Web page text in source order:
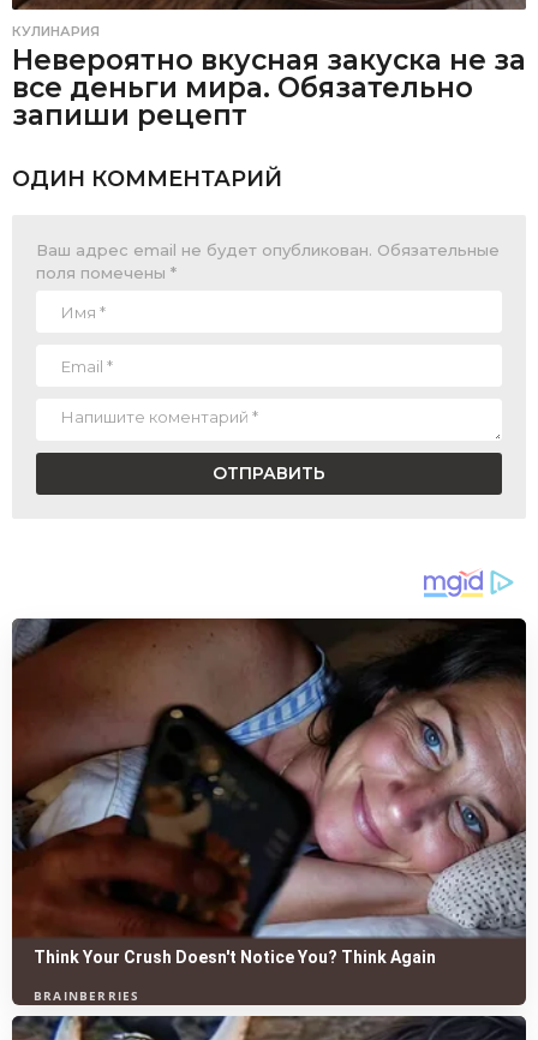
КУЛИНАРИЯ
Невероятно вкусная закуска не за
все деньги мира. Обязательно
запиши рецепт
ОДИН КОММЕНТАРИЙ
Ваш адрес email не будет опубликован. Обязательные
поля помечены *